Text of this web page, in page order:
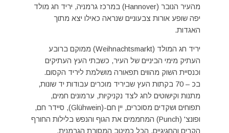
מהעיר הנובר (Hannover) במרכז גרמניה, יריד חג מולד
יפה שופע אורות צבעוניים שנראה כאילו יצא מתוך
האגדות.
יריד חג המולד (Weihnachtsmarkt) ממוקם ברובע
העתיק מימי הביניים של העיר, כשבתי העץ העתיקים
וכנסיית השוק מהווים תפאורה מושלמת ליריד הקסום.
בכ – 70 בקתות העץ שביריד מוכרים עבודות יד שונות,
מתנות וקישוטים לחג לצד נקניקיות, ערמונים חמים,
תפוחים ושקדים מסוכרים, יין חם-(Glühwein), סיידר חם,
ופונצ' (Punch) המחממים את הגוף והנפש בלילות החורף
הקרים והחגיגיים, הכל כמיטב המסורת הגרמנית.